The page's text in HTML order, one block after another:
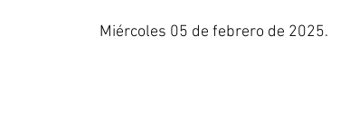
Miércoles 05 de febrero de 2025.